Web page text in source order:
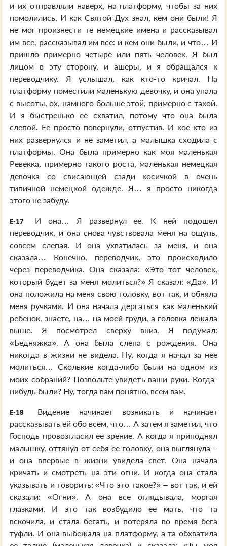
и их отправляли наверх, на платформу, чтобы за них
помолились. И как Святой Дух знал, кем они были! Я
не мог произнести те немецкие имена и рассказывал
им все, рассказывал им все: и кем они были, и что… И
пришло примерно четыре или пять человек. Я был
лицом в эту сторону, и ашеры, и я обращался к
переводчику. Я услышал, как кто-то кричал. На
платформу поместили маленькую девочку, и она упала
с высоты, ох, намного больше этой, примерно с такой.
И я быстренько ее схватил, потому что она была
слепой. Ее просто повернули, отпустив. И кое-кто из
них развернулся и не заметил, а малышка сходила с
платформы. Она была примерно как моя маленькая
Ревекка, примерно такого роста, маленькая немецкая
девочка со свисающей сзади косичкой в очень
типичной немецкой одежде. Я… я просто никогда
этого не забуду.
E-17
И она… Я развернул ее. К ней подошел
переводчик, и она снова чувствовала меня на ощупь,
совсем слепая. И она ухватилась за меня, и она
сказала… Конечно, переводчик, это происходило
через переводчика. Она сказала: «Это тот человек,
который будет за меня молиться?» Я сказал: «Да». И
она положила на меня свою головку, вот так, и обняла
меня ручками. И она начала дергаться как маленький
ребенок, знаете, на… на моей груди, а головка лежала
выше. Я посмотрел сверху вниз. Я подумал:
«Бедняжка». А она была слепа с рождения. Она
никогда в жизни не видела. Ну, когда я начал за нее
молиться… Сколькие когда-либо были на одном из
моих собраний? Позвольте увидеть ваши руки. Когда-
нибудь были? Ну, тогда вам понятно, всем вам.
E-18
Видение начинает возникать и начинает
рассказывать ей обо всем, что… А затем я заметил, что
Господь провозгласил ее зрение. А когда я приподнял
малышку, оттянул от себя ее головку, она выглянула –
и она впервые в жизни увидела свет. Она начала
кричать и смотреть на эти огни. И когда она стала
указывать и говорить: «Что это такое?» – вот так, и ей
сказали: «Огни». А она все оглядывала, моргая
глазками. И это так возбудило ее мать, что та
вскочила, и стала бегать, и потеряла во время бега
туфли. И она выбежала на платформу, а та обхватила